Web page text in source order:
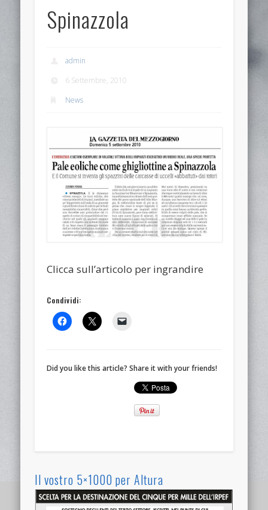
Spinazzola
admin
6 Settembre, 2010
News
Clicca sull’articolo per ingrandire
Condividi:
Did you like this article? Share it with your friends!
Il vostro 5×1000 per Altura